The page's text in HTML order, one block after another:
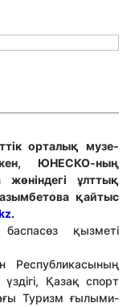
орталық му­зе­
ЮНЕСКО-ның
ұлттық
қайтыс
.
қызметі
Қазақ спорт
Туризм ғылыми-